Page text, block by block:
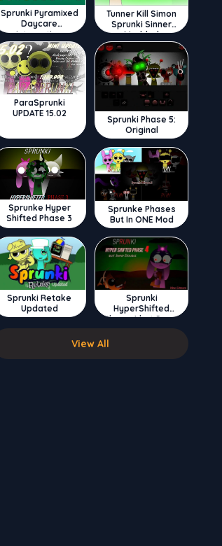
Sprunki Pyramixed
Daycare
Interactive
Tunner Kill Simon
Sprunki Sinner
Modded
ParaSprunki
UPDATE 15.02
Sprunki Phase 5:
Original
Sprunke Hyper
Shifted Phase 3
Sprunke Phases
But In ONE Mod
Sprunki Retake
Updated
Sprunki
HyperShifted
Phase 4 but Swap
Double
View All